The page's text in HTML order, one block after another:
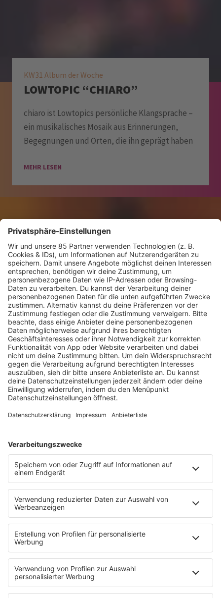
KW31 Album der Woche
LOWTOPIC “CHIARO”
chiaro ist Lowtopics persönliche Klangsprache –
ein musikalisches Mosaik aus Erinnerungen,
Begegnungen und Orten, die ihn geprägt haben
MEHR LESEN
KW30 Album der Woche
SONNY FODERA “CAN WE DO IT
ALL AGAIN?”
Mit seinem sechsten Studioalbum präsentiert
Sonny Fodera ein Meisterwerk aus fünf Jahren
kreativer Arbeit – ein Zeugnis dafür, dass seine
HOME
PROGRAMM
Sendeplan
DJs
Playlist